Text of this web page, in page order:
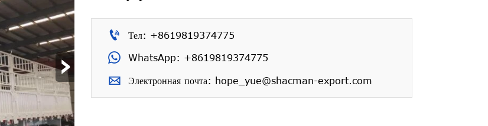
›
 Тел: +8619819374775
 WhatsApp: +8619819374775
 Электронная почта: hope_yue@shacman-export.com